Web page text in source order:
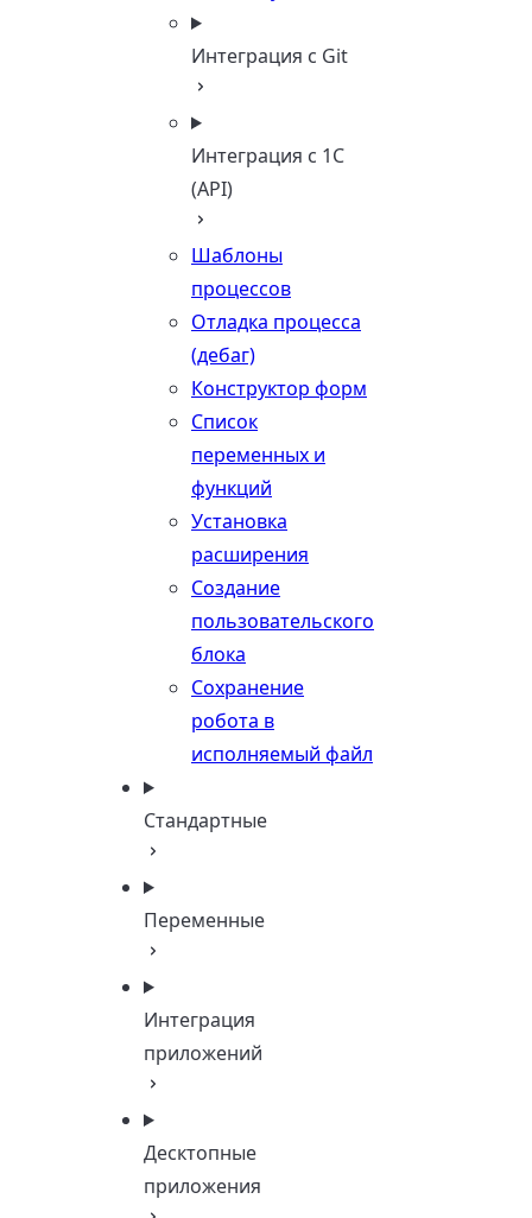
Интеграция с Git
Интеграция с 1С
(API)
Шаблоны
процессов
Отладка процесса
(дебаг)
Конструктор форм
Список
переменных и
функций
Установка
расширения
Создание
пользовательского
блока
Сохранение
робота в
исполняемый файл
Стандартные
Переменные
Интеграция
приложений
Десктопные
приложения